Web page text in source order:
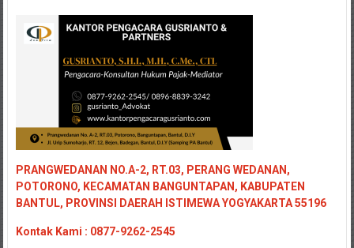
Padang/
Padang
panjang/
Kayutanam/
Baso/
Payakumbung/
Tanjung
PRANGWEDANAN NO.A-2, RT.03, PERANG WEDANAN,
POTORONO, KECAMATAN BANGUNTAPAN, KABUPATEN
BANTUL, PROVINSI DAERAH ISTIMEWA YOGYAKARTA 55196
Kontak Kami : 0877-9262-2545